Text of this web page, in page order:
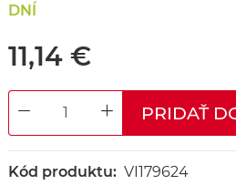
DNÍ
11,14 €
DECREASE QUANTITY
INCREASE
PRIDAŤ
Kód produktu: VI179624